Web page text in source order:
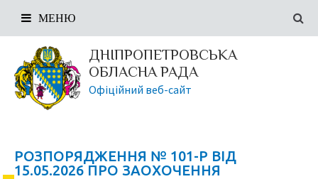
ДНІПРОПЕТРОВСЬКА
ОБЛАСНА РАДА
Офіційний веб-сайт
МЕНЮ
РОЗПОРЯДЖЕННЯ № 101-Р ВІД
15.05.2026 ПРО ЗАОХОЧЕННЯ